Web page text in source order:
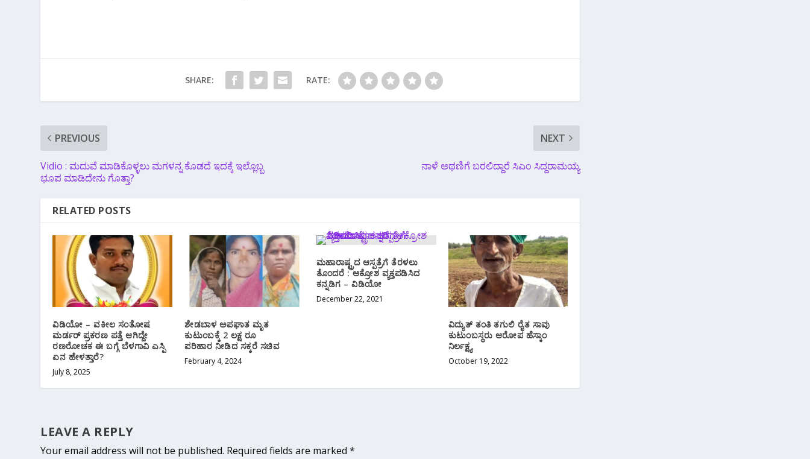
SHARE: RATE:
PREVIOUS
Vidio : ಮದುವೆ ಮಾಡಿಕೊಳ್ಳಲು ಮಗಳನ್ನ ಕೊಡದೆ ಇದಕ್ಕೆ ಇಲ್ಲೊಬ್ಬ
ಭೂಪ ಮಾಡಿದೇನು ಗೊತ್ತಾ?
NEXT
ನಾಳೆ ಅಥಣಿಗೆ ಬರಲಿದ್ದಾರೆ ಸಿಎಂ‌ ಸಿದ್ದರಾಮಯ್ಯ
RELATED POSTS
ವಿಡಿಯೋ – ವಕೀಲ ಸಂತೋಷ
ಮರ್ಡರ್ ಪ್ರಕರಣ ಪತ್ತೆ ಆಗಿದ್ದೇ
ರಣರೋಚಕ ಈ ಬಗ್ಗೆ ಬೆಳಗಾವಿ ಎಸ್ಪಿ
ಏನ ಹೇಳತ್ತಾರೆ?
July 8, 2025
ಶೇಡಬಾಳ ಅಪಘಾತ ಮೃತ
ಕುಟುಂಬಕ್ಕೆ 2 ಲಕ್ಷ ರೂ
ಪರಿಹಾರ ನೀಡಿದ ಸಕ್ಕರೆ ಸಚಿವ
February 4, 2024
ಮಹಾರಾಷ್ಟ್ರದ ಆಸ್ಪತ್ರೆಗೆ ತೆರಳಲು
ತೊಂದರೆ : ಆಕ್ರೋಶ ವ್ಯಕ್ತಪಡಿಸಿದ
ಕನ್ನಡಿಗ – ವಿಡಿಯೋ
December 22, 2021
ವಿದ್ಯುತ್ ತಂತಿ ತಗುಲಿ ರೈತ ಸಾವು
ಕುಟುಂಬಸ್ಥರು ಆರೋಪ ಹೆಸ್ಕಾಂ
ನಿರ್ಲಕ್ಷ್ಯ
October 19, 2022
LEAVE A REPLY
Your email address will not be published. Required fields are marked*